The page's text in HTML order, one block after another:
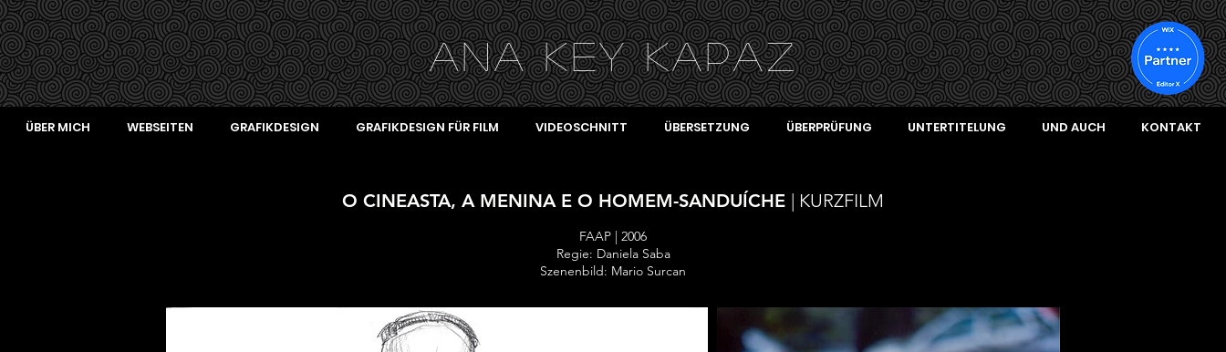
ANA KEY KAPAZ
ÜBER MICH WEBSEITEN GRAFIKDESIGN GRAFIKDESIGN FÜR FILM VIDEOSCHNITT ÜBERSETZUNG ÜBERPRÜFUNG UNTERTITELUNG UND AUCH KONTAKT
O CINEASTA, A MENINA E O HOMEM-SANDUÍCHE | KURZFILM
FAAP | 2006
Regie: Daniela Saba
Szenenbild: Mario Surcan